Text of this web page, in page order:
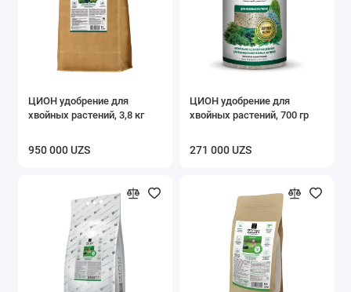
ЦИОН удобрение для
хвойных растений, 3,8 кг
950 000 UZS
ЦИОН удобрение для
хвойных растений, 700 гр
271 000 UZS